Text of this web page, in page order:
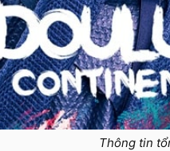
Thông tin